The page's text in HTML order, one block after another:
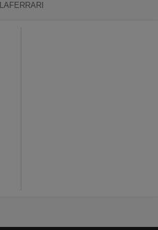
LAFERRARI